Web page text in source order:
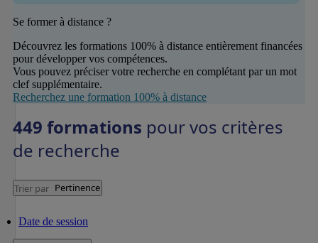
Se former à distance ?
Découvrez les formations 100% à distance entièrement financées
pour développer vos compétences.
Vous pouvez préciser votre recherche en complétant par un mot
clef supplémentaire.
Recherchez une formation 100% à distance
449 formations pour vos critères
de recherche
Trier par Pertinence
Date de session